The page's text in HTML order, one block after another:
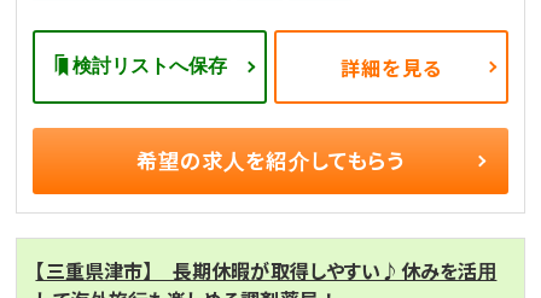
検討リストへ保存 詳細を見る
希望の求人を紹介してもらう
【三重県津市】 長期休暇が取得しやすい♪休みを活用